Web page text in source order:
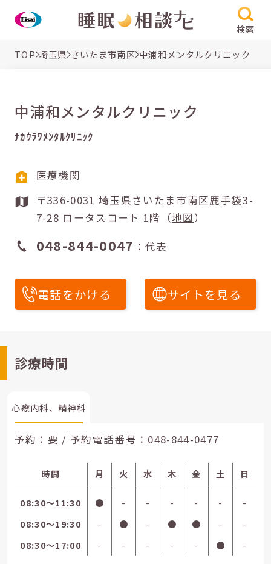
検索
TOP 埼玉県 さいたま市南区 中浦和メンタルクリニック
中浦和メンタルクリニック
ﾅｶｳﾗﾜﾒﾝﾀﾙｸﾘﾆｯｸ
医療機関
〒336-0031 埼玉県さいたま市南区鹿手袋3-
7-28 ロータスコート 1階（地図）
048-844-0047 ：代表
電話をかける サイトを見る
診療時間
心療内科、精神科
予約：要 / 予約電話番号： 048-844-0477
時間 月 火 水 木 金 土 日
08:30〜11:30 ● - - - - -
-
08:30〜19:30
- ● - ● ● -
-
08:30〜17:00
- - - - - ● -